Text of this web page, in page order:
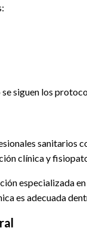
siguen los
sanitarios
clínica y
especializada
es adecuada